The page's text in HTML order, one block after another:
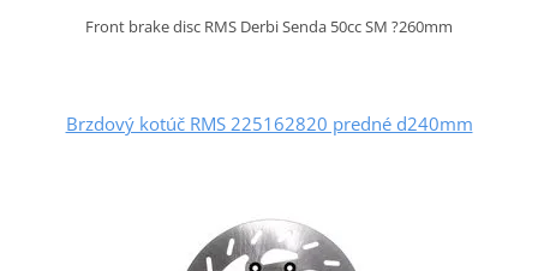
Front brake disc RMS Derbi Senda 50cc SM ?260mm
Brzdový kotúč RMS 225162820 predné d240mm